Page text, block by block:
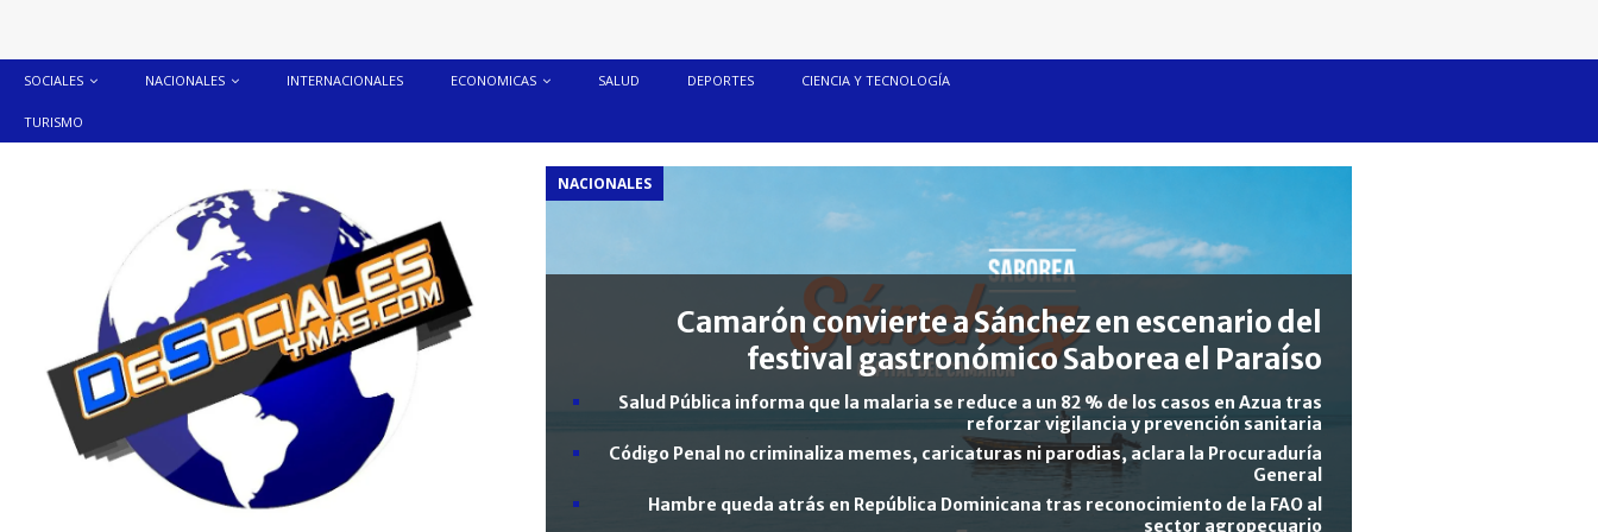
SOCIALES NACIONALES INTERNACIONALES ECONOMICAS SALUD DEPORTES CIENCIA Y TECNOLOGÍA
TURISMO
NACIONALES
Camarón convierte a Sánchez en escenario del
festival gastronómico Saborea el Paraíso
Salud Pública informa que la malaria se reduce a un 82 % de los casos en Azua tras
reforzar vigilancia y prevención sanitaria
Código Penal no criminaliza memes, caricaturas ni parodias, aclara la Procuraduría
General
Hambre queda atrás en República Dominicana tras reconocimiento de la FAO al
sector agropecuario